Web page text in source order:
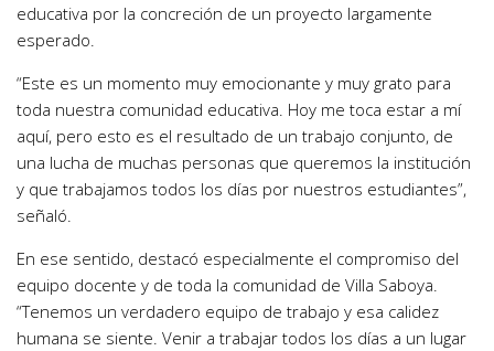
educativa por la concreción de un proyecto largamente
esperado.
“Este es un momento muy emocionante y muy grato para
toda nuestra comunidad educativa. Hoy me toca estar a mí
aquí, pero esto es el resultado de un trabajo conjunto, de
una lucha de muchas personas que queremos la institución
y que trabajamos todos los días por nuestros estudiantes”,
señaló.
En ese sentido, destacó especialmente el compromiso del
equipo docente y de toda la comunidad de Villa Saboya.
“Tenemos un verdadero equipo de trabajo y esa calidez
humana se siente. Venir a trabajar todos los días a un lugar